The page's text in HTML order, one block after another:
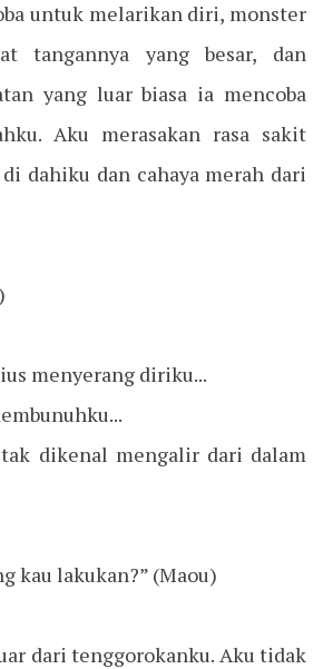
untuk melarikan diri, monster
tangannya yang besar, dan
yang luar biasa ia mencoba
Aku merasakan rasa sakit
dahiku dan cahaya merah dari
menyerang diriku...
tak dikenal mengalir dari dalam
kau lakukan?” (Maou)
dari tenggorokanku. Aku tidak